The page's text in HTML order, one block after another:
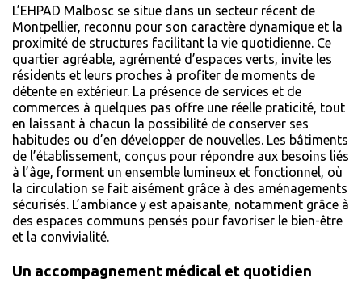
L’EHPAD Malbosc se situe dans un secteur récent de
Montpellier, reconnu pour son caractère dynamique et la
proximité de structures facilitant la vie quotidienne. Ce
quartier agréable, agrémenté d’espaces verts, invite les
résidents et leurs proches à profiter de moments de
détente en extérieur. La présence de services et de
commerces à quelques pas offre une réelle praticité, tout
en laissant à chacun la possibilité de conserver ses
habitudes ou d’en développer de nouvelles. Les bâtiments
de l’établissement, conçus pour répondre aux besoins liés
à l’âge, forment un ensemble lumineux et fonctionnel, où
la circulation se fait aisément grâce à des aménagements
sécurisés. L’ambiance y est apaisante, notamment grâce à
des espaces communs pensés pour favoriser le bien-être
et la convivialité.
Un accompagnement médical et quotidien